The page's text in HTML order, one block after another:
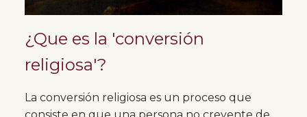
¿Que es la 'conversión
religiosa'?
La conversión religiosa es un proceso que